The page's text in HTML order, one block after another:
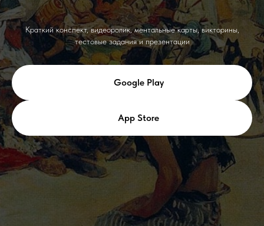
Краткий конспект, видеоролик, ментальные карты, викторины,
тестовые задания и презентации
Google Play
App Store